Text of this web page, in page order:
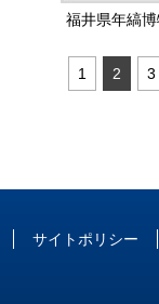
福井県年縞
1 2 3
サイトポリシー